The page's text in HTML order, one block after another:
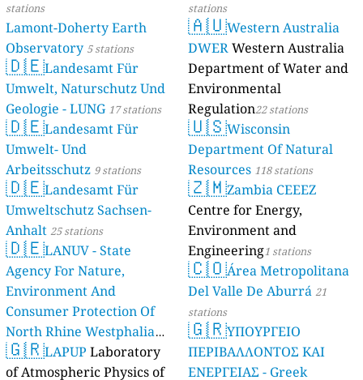
stations
Lamont-Doherty Earth
Observatory 5 stations
🇩🇪Landesamt Für
Umwelt, Naturschutz Und
Geologie - LUNG 17 stations
🇩🇪Landesamt Für
Umwelt- Und
Arbeitsschutz 9 stations
🇩🇪Landesamt Für
Umweltschutz Sachsen-
Anhalt 25 stations
🇩🇪LANUV - State
Agency For Nature,
Environment And
Consumer Protection Of
North Rhine Westphalia
(Landesamt Für Natur,
Umwelt Und
🇬🇷LAPUP Laboratory
of Atmospheric Physics of
stations
🇦🇺Western Australia
DWERWestern Australia
Department of Water and
Environmental
Regulation22 stations
🇺🇸Wisconsin
Department Of Natural
Resources 118 stations
🇿🇲Zambia CEEEZ
Centre for Energy,
Environment and
Engineering1 stations
🇨🇴Área Metropolitana
Del Valle De Aburrá 21
stations
🇬🇷ΥΠΟΥΡΓΕΙΟ
ΠΕΡΙΒΑΛΛΟΝΤΟΣ ΚΑΙ
ΕΝΕΡΓΕΙΑΣ - Greek